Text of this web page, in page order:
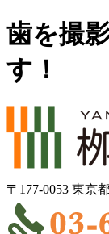
歯を撮
す！
〒177-0053 東京